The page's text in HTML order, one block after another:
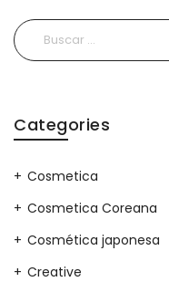
Buscar:
Categories
Cosmetica
Cosmetica Coreana
Cosmética japonesa
Creative